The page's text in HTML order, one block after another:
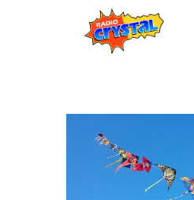
Eventos
Promociones